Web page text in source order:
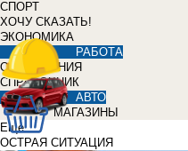
СПОРТ
ХОЧУ СКАЗАТЬ!
ЭКОНОМИКА
РАБОТА
ОБЪЯВЛЕНИЯ
СПРАВОЧНИК
АВТО
МАГАЗИНЫ
Еще
ОСТРАЯ СИТУАЦИЯ